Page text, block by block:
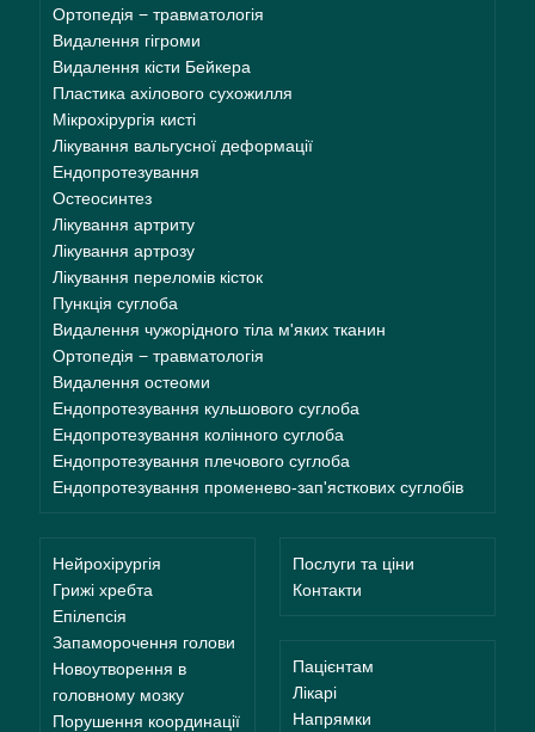
Ортопедія − травматологія
Видалення гігроми
Видалення кісти Бейкера
Пластика ахілового сухожилля
Мікрохірургія кисті
Лікування вальгусної деформації
Ендопротезування
Остеосинтез
Лікування артриту
Лікування артрозу
Лікування переломів кісток
Пункція суглоба
Видалення чужорідного тіла м'яких тканин
Ортопедія − травматологія
Видалення остеоми
Ендопротезування кульшового суглоба
Ендопротезування колінного суглоба
Ендопротезування плечового суглоба
Ендопротезування променево-зап'ясткових суглобів
Нейрохірургія
Грижі хребта
Епілепсія
Запаморочення голови
Новоутворення в
головному мозку
Порушення координації
Послуги та ціни
Контакти
Пацієнтам
Лікарі
Напрямки